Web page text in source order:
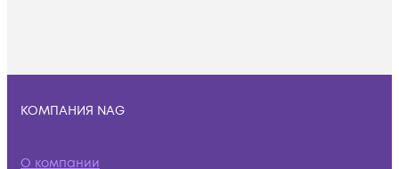
КОМПАНИЯ NAG
О компании